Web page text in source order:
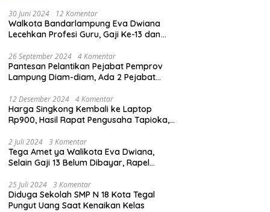
30 Juni 2024 12 Komentar
Walkota Bandarlampung Eva Dwiana
Lecehkan Profesi Guru, Gaji Ke-13 dan
26 September 2024 4 Komentar
Pantesan Pelantikan Pejabat Pemprov
Lampung Diam-diam, Ada 2 Pejabat
12 Desember 2024 4 Komentar
Harga Singkong Kembali ke Laptop
Rp900, Hasil Rapat Pengusaha Tapioka,
Lampung
2 Juli 2024 3 Komentar
Tega Amet ya Walikota Eva Dwiana,
Selain Gaji 13 Belum Dibayar, Rapel
Dibayar
25 Juli 2024 3 Komentar
Diduga Sekolah SMP N 18 Kota Tegal
Pungut Uang Saat Kenaikan Kelas